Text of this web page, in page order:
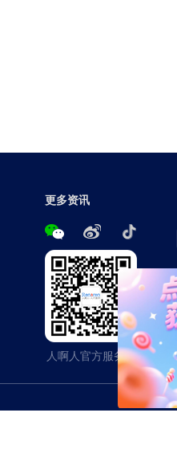
更多资讯
人啊人官方服务号